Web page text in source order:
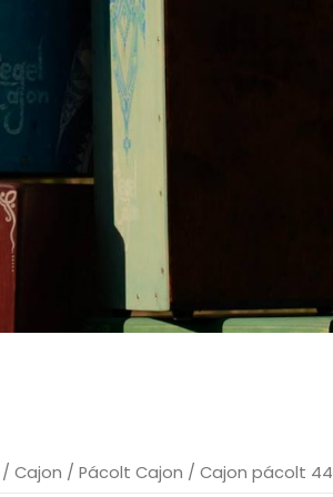
/ Cajon / Pácolt Cajon / Cajon pácolt 44